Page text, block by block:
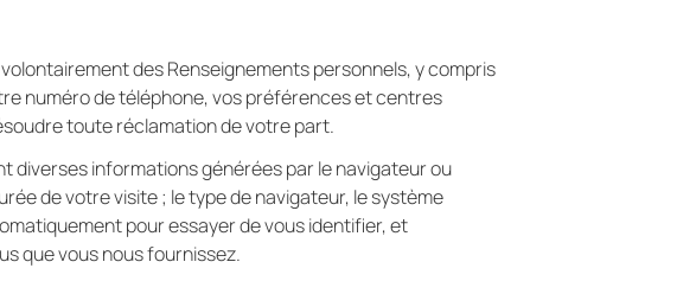
des Renseignements personnels, y compris
numéro de téléphone, vos préférences et centres
toute réclamation de votre part.
informations générées par le navigateur ou
de votre visite ; le type de navigateur, le système
pour essayer de vous identifier, et
que vous nous fournissez.